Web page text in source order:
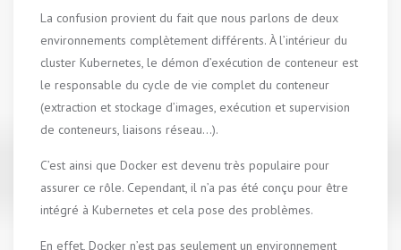
La confusion provient du fait que nous parlons de deux
environnements complètement différents. À l’intérieur du
cluster Kubernetes, le démon d’exécution de conteneur est
le responsable du cycle de vie complet du conteneur
(extraction et stockage d’images, exécution et supervision
de conteneurs, liaisons réseau…).
C’est ainsi que Docker est devenu très populaire pour
assurer ce rôle. Cependant, il n’a pas été conçu pour être
intégré à Kubernetes et cela pose des problèmes.
En effet, Docker n’est pas seulement un environnement